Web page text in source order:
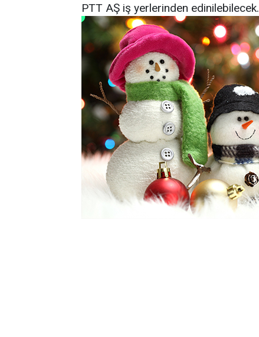
PTT AŞ iş yerlerinden edinilebilecek.